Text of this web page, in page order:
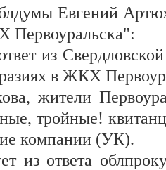
Евгений
Первоуральска":
из
в ЖКХ
жители
тройные!
компании (УК).
из ответа